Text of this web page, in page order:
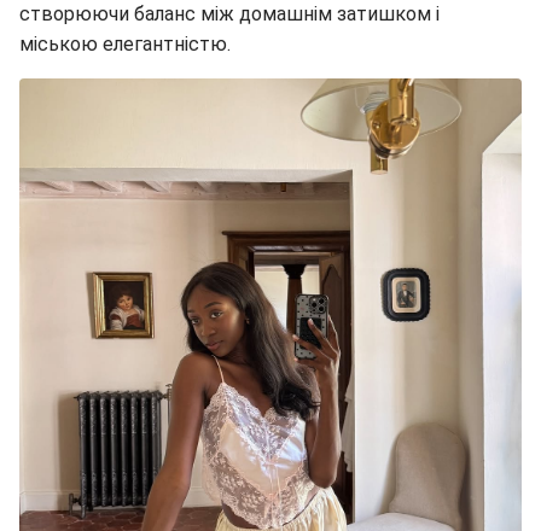
створюючи баланс між домашнім затишком і
міською елегантністю.